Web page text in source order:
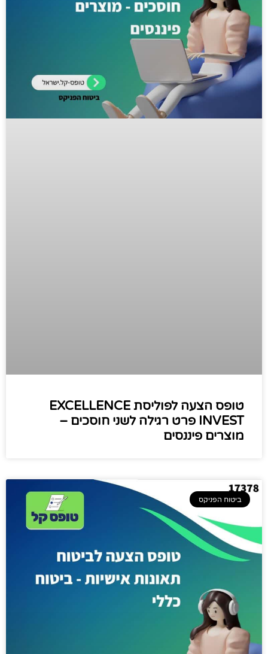
טופס הצעה לפוליסת EXCELLENCE
INVEST פרט רגילה לשני חוסכים –
מוצרים פיננסים
ביטוח הפניקס